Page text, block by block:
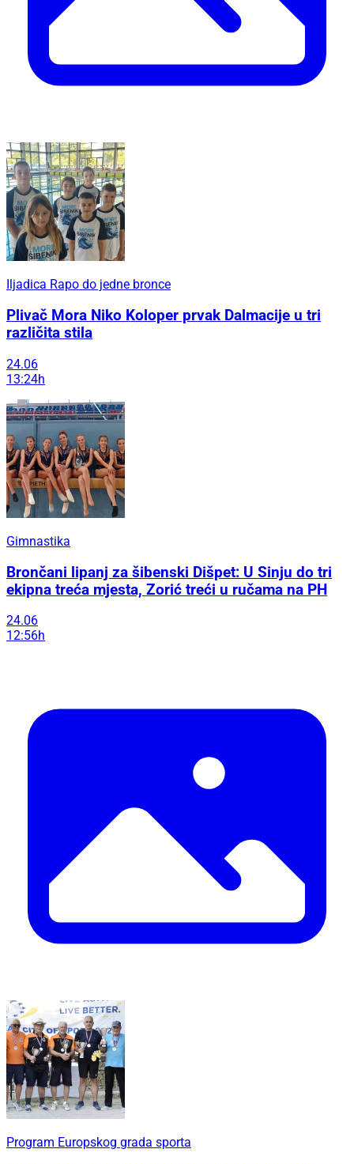
Iljadica Rapo do jedne bronce
Plivač Mora Niko Koloper prvak Dalmacije u tri
različita stila
24.06
13:24h
Gimnastika
Brončani lipanj za šibenski Dišpet: U Sinju do tri
ekipna treća mjesta, Zorić treći u ručama na PH
24.06
12:56h
Program Europskog grada sporta